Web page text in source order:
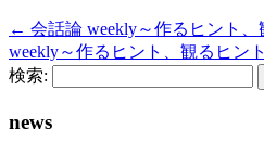
← 会話論 weekly～作るヒント、
weekly～作るヒント、観るヒン
検索:
news